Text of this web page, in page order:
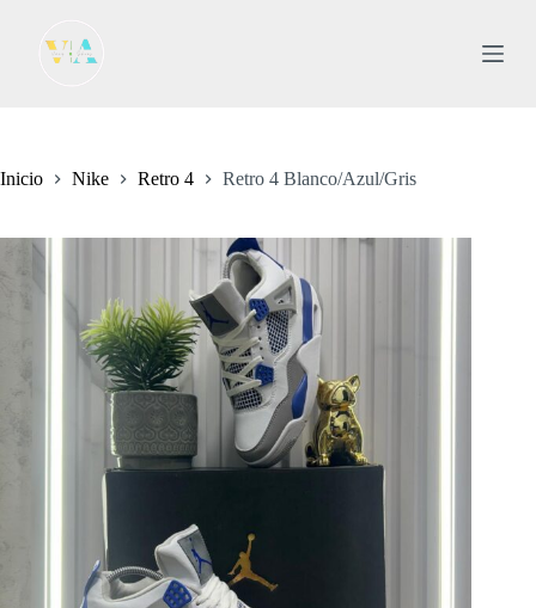
l
n
Inicio Nike Retro 4 Retro 4 Blanco/Azul/Gris